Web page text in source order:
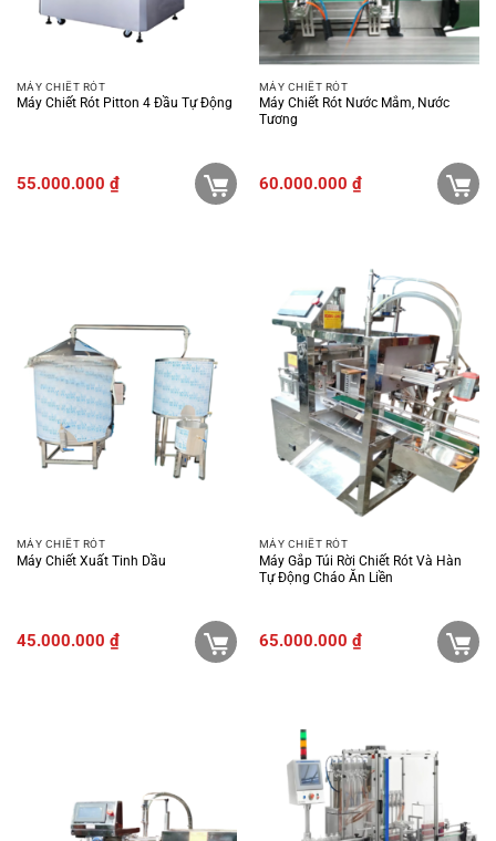
MÁY CHIẾT RÓT
Máy Chiết Rót Pitton 4 Đầu Tự Động
55.000.000 ₫
MÁY CHIẾT RÓT
Máy Chiết Rót Nước Mắm, Nước
Tương
60.000.000 ₫
MÁY CHIẾT RÓT
Máy Chiết Xuất Tinh Dầu
45.000.000 ₫
MÁY CHIẾT RÓT
Máy Gắp Túi Rời Chiết Rót Và Hàn
Tự Động Cháo Ăn Liền
65.000.000 ₫